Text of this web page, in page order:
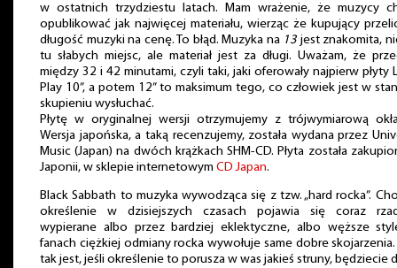
w ostatnich trzydziestu latach. Mam wrażenie, że muzycy
opublikować jak najwięcej materiału, wierząc że kupujący
długość muzyki na cenę. To błąd. Muzyka na 13 jest znakomita,
tu słabych miejsc, ale materiał jest za długi. Uważam, że
między 32 i 42 minutami, czyli taki, jaki oferowały najpierw płyty
Play 10”, a potem 12” to maksimum tego, co człowiek jest w
skupieniu wysłuchać.
Płytę w oryginalnej wersji otrzymujemy z trójwymiarową
Wersja japońska, a taką recenzujemy, została wydana przez
Music (Japan) na dwóch krążkach SHM-CD. Płyta została
Japonii, w sklepie internetowym CD Japan.
Black Sabbath to muzyka wywodząca się z tzw. „hard rocka”.
określenie w dzisiejszych czasach pojawia się coraz
wypierane albo przez bardziej eklektyczne, albo węższe
fanach ciężkiej odmiany rocka wywołuje same dobre skojarzenia.
tak jest, jeśli określenie to porusza w was jakieś struny, będziecie